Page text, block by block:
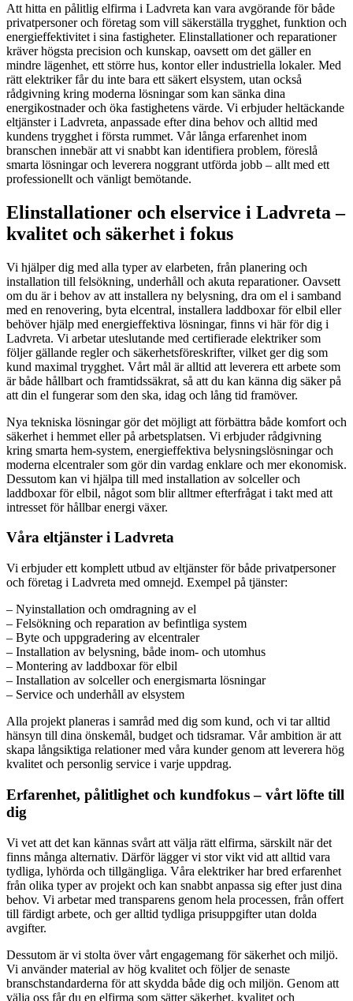
Att hitta en pålitlig elfirma i Ladvreta kan vara avgörande för både
privatpersoner och företag som vill säkerställa trygghet, funktion och
energieffektivitet i sina fastigheter. Elinstallationer och reparationer
kräver högsta precision och kunskap, oavsett om det gäller en
mindre lägenhet, ett större hus, kontor eller industriella lokaler. Med
rätt elektriker får du inte bara ett säkert elsystem, utan också
rådgivning kring moderna lösningar som kan sänka dina
energikostnader och öka fastighetens värde. Vi erbjuder heltäckande
eltjänster i Ladvreta, anpassade efter dina behov och alltid med
kundens trygghet i första rummet. Vår långa erfarenhet inom
branschen innebär att vi snabbt kan identifiera problem, föreslå
smarta lösningar och leverera noggrant utförda jobb – allt med ett
professionellt och vänligt bemötande.
Elinstallationer och elservice i Ladvreta –
kvalitet och säkerhet i fokus
Vi hjälper dig med alla typer av elarbeten, från planering och
installation till felsökning, underhåll och akuta reparationer. Oavsett
om du är i behov av att installera ny belysning, dra om el i samband
med en renovering, byta elcentral, installera laddboxar för elbil eller
behöver hjälp med energieffektiva lösningar, finns vi här för dig i
Ladvreta. Vi arbetar uteslutande med certifierade elektriker som
följer gällande regler och säkerhetsföreskrifter, vilket ger dig som
kund maximal trygghet. Vårt mål är alltid att leverera ett arbete som
är både hållbart och framtidssäkrat, så att du kan känna dig säker på
att din el fungerar som den ska, idag och lång tid framöver.
Nya tekniska lösningar gör det möjligt att förbättra både komfort och
säkerhet i hemmet eller på arbetsplatsen. Vi erbjuder rådgivning
kring smarta hem-system, energieffektiva belysningslösningar och
moderna elcentraler som gör din vardag enklare och mer ekonomisk.
Dessutom kan vi hjälpa till med installation av solceller och
laddboxar för elbil, något som blir alltmer efterfrågat i takt med att
intresset för hållbar energi växer.
Våra eltjänster i Ladvreta
Vi erbjuder ett komplett utbud av eltjänster för både privatpersoner
och företag i Ladvreta med omnejd. Exempel på tjänster:
– Nyinstallation och omdragning av el
– Felsökning och reparation av befintliga system
– Byte och uppgradering av elcentraler
– Installation av belysning, både inom- och utomhus
– Montering av laddboxar för elbil
– Installation av solceller och energismarta lösningar
– Service och underhåll av elsystem
Alla projekt planeras i samråd med dig som kund, och vi tar alltid
hänsyn till dina önskemål, budget och tidsramar. Vår ambition är att
skapa långsiktiga relationer med våra kunder genom att leverera hög
kvalitet och personlig service i varje uppdrag.
Erfarenhet, pålitlighet och kundfokus – vårt löfte till
dig
Vi vet att det kan kännas svårt att välja rätt elfirma, särskilt när det
finns många alternativ. Därför lägger vi stor vikt vid att alltid vara
tydliga, lyhörda och tillgängliga. Våra elektriker har bred erfarenhet
från olika typer av projekt och kan snabbt anpassa sig efter just dina
behov. Vi arbetar med transparens genom hela processen, från offert
till färdigt arbete, och ger alltid tydliga prisuppgifter utan dolda
avgifter.
Dessutom är vi stolta över vårt engagemang för säkerhet och miljö.
Vi använder material av hög kvalitet och följer de senaste
branschstandarderna för att skydda både dig och miljön. Genom att
välja oss får du en elfirma som sätter säkerhet, kvalitet och